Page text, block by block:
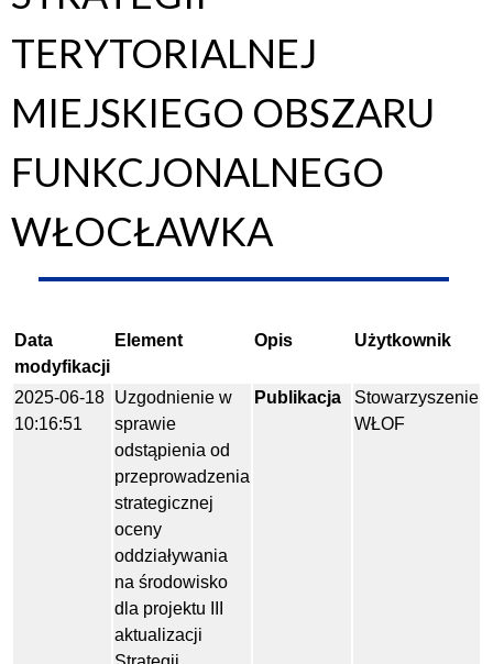
TERYTORIALNEJ
MIEJSKIEGO OBSZARU
FUNKCJONALNEGO
WŁOCŁAWKA
Data
modyfikacji
Element Opis Użytkownik
2025-06-18
10:16:51
Uzgodnienie w
sprawie
odstąpienia od
przeprowadzenia
strategicznej
oceny
oddziaływania
na środowisko
dla projektu III
aktualizacji
Publikacja
Stowarzyszenie
WŁOF